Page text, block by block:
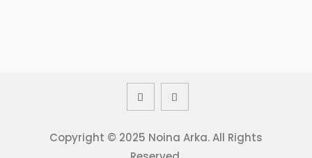
Copyright © 2025 Noina Arka. All Rights